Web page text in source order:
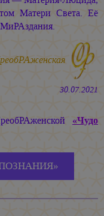
Матери Света. Её
30.07.2021
«Чудо